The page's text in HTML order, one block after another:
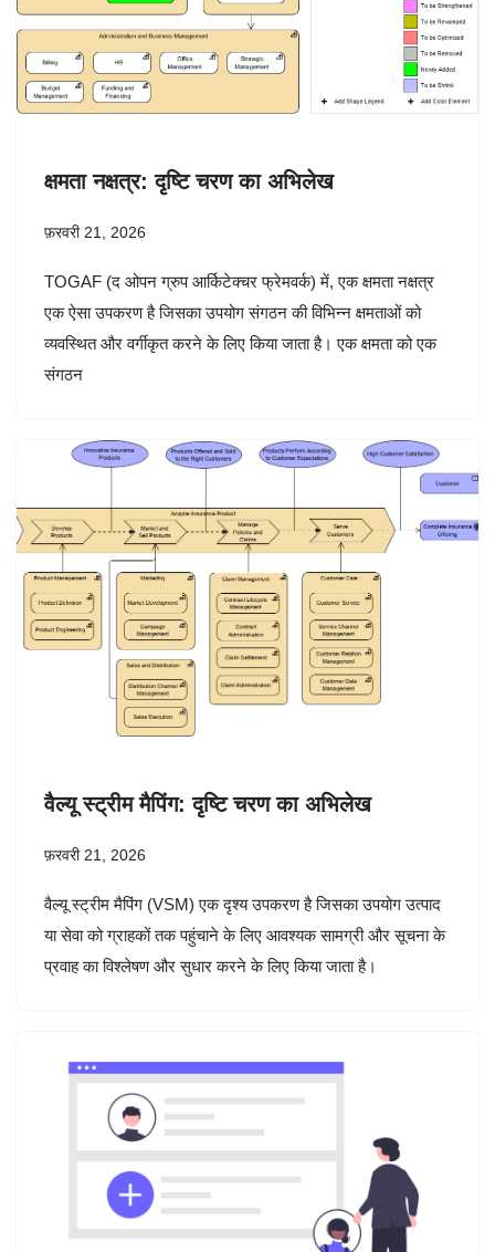
क्षमता नक्षत्र: दृष्टि चरण का अभिलेख
फ़रवरी 21, 2026
TOGAF (द ओपन ग्रुप आर्किटेक्चर फ्रेमवर्क) में, एक क्षमता नक्षत्र
एक ऐसा उपकरण है जिसका उपयोग संगठन की विभिन्न क्षमताओं को
व्यवस्थित और वर्गीकृत करने के लिए किया जाता है। एक क्षमता को एक
संगठन
वैल्यू स्ट्रीम मैपिंग: दृष्टि चरण का अभिलेख
फ़रवरी 21, 2026
वैल्यू स्ट्रीम मैपिंग (VSM) एक दृश्य उपकरण है जिसका उपयोग उत्पाद
या सेवा को ग्राहकों तक पहुंचाने के लिए आवश्यक सामग्री और सूचना के
प्रवाह का विश्लेषण और सुधार करने के लिए किया जाता है।